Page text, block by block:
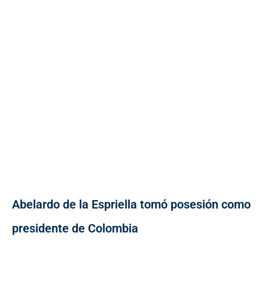
Abelardo de la Espriella tomó posesión como
presidente de Colombia